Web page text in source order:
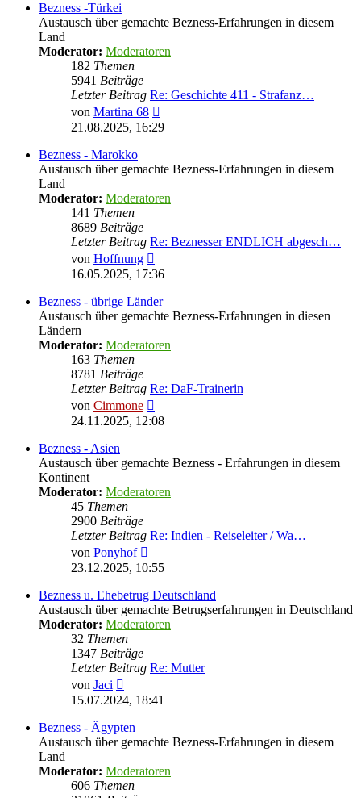
Bezness -Türkei
Austausch über gemachte Bezness-Erfahrungen in diesem
Land
Moderator: Moderatoren
182 Themen
5941 Beiträge
Letzter Beitrag Re: Geschichte 411 - Strafanz…
von Martina 68
Beitrag
21.08.2025, 16:29
Bezness - Marokko
Austausch über gemachte Bezness-Erfahrungen in diesem
Land
Moderator: Moderatoren
141 Themen
8689 Beiträge
Letzter Beitrag Re: Beznesser ENDLICH abgesch…
von Hoffnung
Beitrag
16.05.2025, 17:36
Bezness - übrige Länder
Austausch über gemachte Bezness-Erfahrungen in diesen
Ländern
Moderator: Moderatoren
163 Themen
8781 Beiträge
Letzter Beitrag Re: DaF-Trainerin
von Cimmone
Beitrag
24.11.2025, 12:08
Bezness - Asien
Austausch über gemachte Bezness - Erfahrungen in diesem
Kontinent
Moderator: Moderatoren
45 Themen
2900 Beiträge
Letzter Beitrag Re: Indien - Reiseleiter / Wa…
von Ponyhof
Beitrag
23.12.2025, 10:55
Bezness u. Ehebetrug Deutschland
Austausch über gemachte Betrugserfahrungen in Deutschland
Moderator: Moderatoren
32 Themen
1347 Beiträge
Letzter Beitrag Re: Mutter
von Jaci
Beitrag
15.07.2024, 18:41
Bezness - Ägypten
Austausch über gemachte Bezness-Erfahrungen in diesem
Land
Moderator: Moderatoren
606 Themen